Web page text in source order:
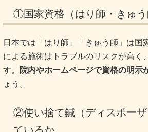
①国家資格（はり師・きゅ
日本では「はり師」「きゅう師」は国
による施術はトラブルのリスクが高く
す。
院内やホームページで資格の明示
ょう。
②使い捨て鍼（ディスポーザ